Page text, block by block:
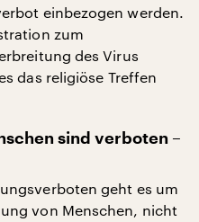
einbezogen werden.
zum
des Virus
das religiöse Treffen
sind verboten –
geht es um
von Menschen, nicht